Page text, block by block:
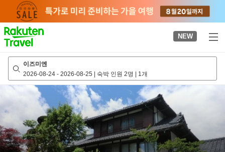
page
NEW
이즈미엔
2026-08-24 - 2026-08-25 | 숙박 인원 2명 | 1개